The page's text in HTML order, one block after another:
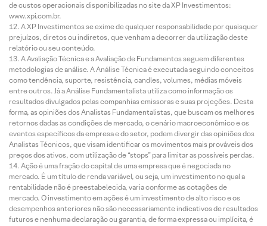
de custos operacionais disponibilizadas no site da XP Investimentos:
www.xpi.com.br.
A XP Investimentos se exime de qualquer responsabilidade por quaisquer
prejuízos, diretos ou indiretos, que venham a decorrer da utilização deste
relatório ou seu conteúdo.
A Avaliação Técnica e a Avaliação de Fundamentos seguem diferentes
metodologias de análise. A Análise Técnica é executada seguindo conceitos
como tendência, suporte, resistência, candles, volumes, médias móveis
entre outros. Já a Análise Fundamentalista utiliza como informação os
resultados divulgados pelas companhias emissoras e suas projeções. Desta
forma, as opiniões dos Analistas Fundamentalistas, que buscam os melhores
retornos dadas as condições de mercado, o cenário macroeconômico e os
eventos específicos da empresa e do setor, podem divergir das opiniões dos
Analistas Técnicos, que visam identificar os movimentos mais prováveis dos
preços dos ativos, com utilização de “stops” para limitar as possíveis perdas.
Ação é uma fração do capital de uma empresa que é negociada no
mercado. É um título de renda variável, ou seja, um investimento no qual a
rentabilidade não é preestabelecida, varia conforme as cotações de
mercado. O investimento em ações é um investimento de alto risco e os
desempenhos anteriores não são necessariamente indicativos de resultados
futuros e nenhuma declaração ou garantia, de forma expressa ou implícita, é